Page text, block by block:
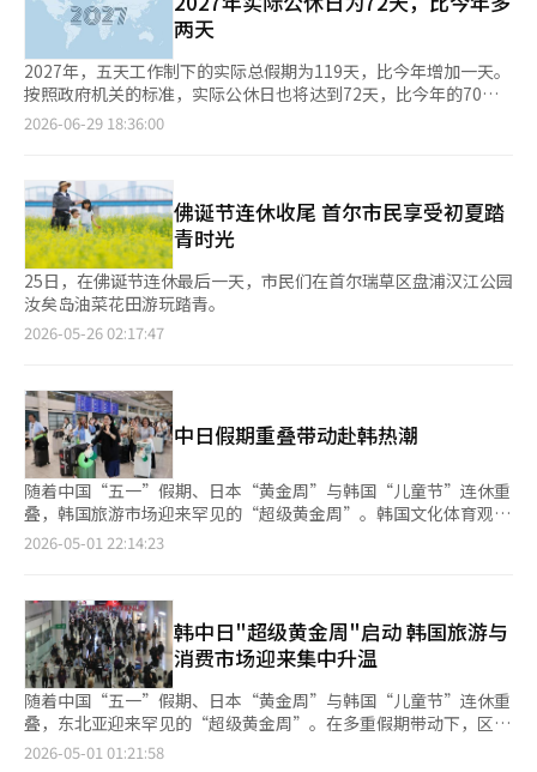
两天
2027年，五天工作制下的实际总假期为119天，比今年增加一天。
按照政府机关的标准，实际公休日也将达到72天，比今年的70天
增加两天，三天以上的连休次数将从8次增加到10次。 6月29日，
星期日和24个国庆日、替代假日、劳动节、宪法纪念日等，总计
76天。 然而，春节（2月7日）、纪念日（6月6日）、光复节（8
月15日）、开天节（10月3日）均与星期日重合，因此实际的政府
公休日总数为72天，比今年的70天多出两天。 在实施五天工作制
的机构中，政府公休日72天加上52个星期六，总共可以休息124
天。然而，春节假期的第一天（2月6日）、劳动节（5月1日）、
宪法纪念日（7月17日）、韩文日（10月9日）、圣诞节（12月25
日）与星期六重合，因此实际的总假期为119天，比今年的118天
次。具体为：△1月1日至3日 △2月6日至9日 △2月27日至3月1日
△5月1日至3日 △7月17日至19日 △8月14日至16日 △9月14日至
16日 △10月2日至4日 △10月9日至11日 △12月25日至27日。今
年的三天以上连休为8次，增加了两次。 主要传统节日包括：春节
在2月7日（星期日）、正月大满月在2月21日（星期日）、端午节
在6月9日（星期三）、七夕在8月8日（星期日）、中秋节在9月15
日（星期三）、寒食节在4月6日（星期二）。初伏在7月20日（星
期二）、中伏在7月30日（星期五）、末伏在8月9日（星期一）。
2026-06-29 18:36:00
佛诞节连休收尾 首尔市民享受初夏踏
青时光
25日，在佛诞节连休最后一天，市民们在首尔瑞草区盘浦汉江公园
汝矣岛油菜花田游玩踏青。
2026-05-26 02:17:47
中日假期重叠带动赴韩热潮
随着中国“五一”假期、日本“黄金周”与韩国“儿童节”连休重
叠，韩国旅游市场迎来罕见的“超级黄金周”。韩国文化体育观光
部预计，此次假期期间将有约8万至9万名日本游客、10万至11万
2026-05-01 22:14:23
韩中日"超级黄金周"启动 韩国旅游与
消费市场迎来集中升温
随着中国“五一”假期、日本“黄金周”与韩国“儿童节”连休重
叠，东北亚迎来罕见的“超级黄金周”。在多重假期带动下，区域
内出行与消费需求集中释放，韩国作为近距离热门旅游目的地，赴
2026-05-01 01:21:58